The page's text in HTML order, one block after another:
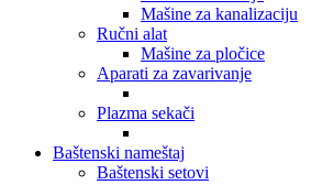
Mašine za kanalizaciju
Ručni alat
Mašine za pločice
Aparati za zavarivanje
Plazma sekači
Baštenski nameštaj
Baštenski setovi